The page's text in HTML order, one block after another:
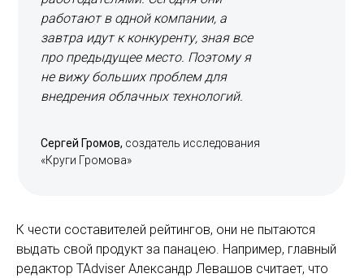
работают в одной компании, а
завтра идут к конкуренту, зная все
про предыдущее место. Поэтому я
не вижу больших проблем для
внедрения облачных технологий.
Сергей Громов, создатель исследования
«Круги Громова»
К чести составителей рейтингов, они не пытаются
выдать свой продукт за панацею. Например, главный
редактор TAdviser Александр Левашов считает, что